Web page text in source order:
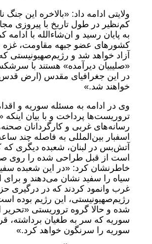
ولایتی ادامه داد: «بالاخره این جنگ
کم‌نظیر در طول تاریخ با پیروزی
به پایان رسید و ان‌شاءالله با
کشور‌های عضو جبهه‌ مقاومت، غزه
آزاد خواهد شد و رژیم‌صهیونیستی
«صلیبیان دیرآمده» هستند با
در این جغرافیای مقدس (ارض
خواهند شد.»
وی در ادامه به مسئله سوریه و
تروریست‌ها پرداخت و با بیان اینکه
رسانه‌های غربی و کارگردانان
اسفبار بین‌المللی به فاصله چند
آتش‌بس در لبنان، شعبده دیگری که
است از قبل طراحی شده را روی
خاطرنشان کرد: «در این شعبده
سیاه را سفید نشان می‌دهند و برای
غرب وانمود کردند که در درگیری
رژیم‌صهیونیستی، این رژیم بوده
شده و حالا گروه تروریستی «تحریر
سوریه که سر به طغیان برداشته،
سوریه را سرنگون خواهد کرد.»